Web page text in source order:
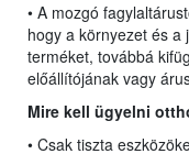
• A mozgó
hogy a környezet és
terméket, továbbá
előállítójának vagy
Mire kell ügyelni ott
• Csak tiszta